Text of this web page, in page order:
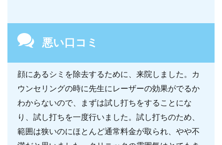
悪い口コミ
顔にあるシミを除去するために、来院しました。カ
ウンセリングの時に先生にレーザーの効果がでるか
わからないので、まずは試し打ちをすることにな
り、試し打ちを一度行いました。試し打ちのため、
範囲は狭いのにほとんど通常料金が取られ、やや不